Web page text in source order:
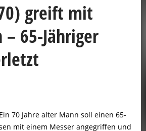
greift mit
– 65-Jähriger
70 Jahre alter Mann soll einen 65-
mit einem Messer angegriffen und